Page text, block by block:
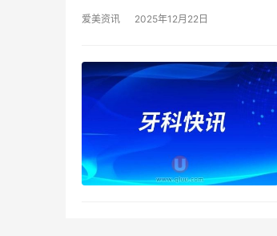
爱美资讯 2025年12月22日